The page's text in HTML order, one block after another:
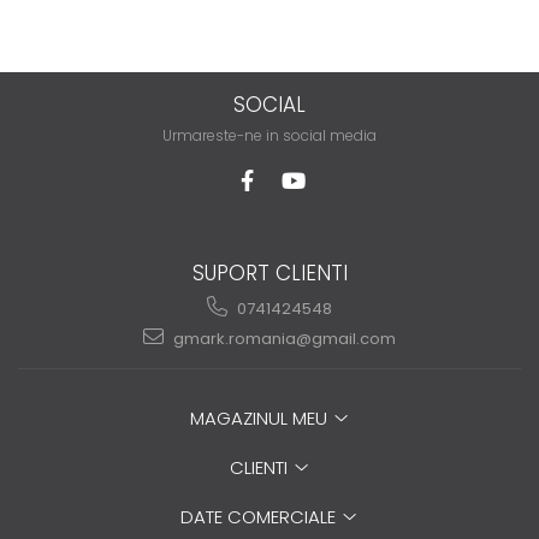
SOCIAL
Urmareste-ne in social media
SUPORT CLIENTI
0741424548
gmark.romania@gmail.com
MAGAZINUL MEU
CLIENTI
DATE COMERCIALE